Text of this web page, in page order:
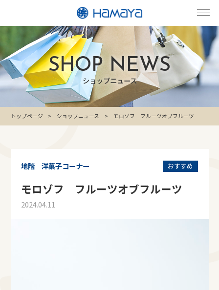
SHOP NEWS
ショップニュース
トップページ ショップニュース モロゾフ フルーツオブフルーツ
おすすめ
地階 洋菓子コーナー
モロゾフ フルーツオブフルーツ
2024.04.11